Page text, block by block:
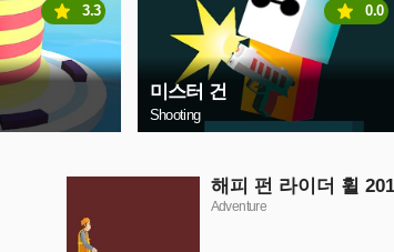
3.3
미스터 건
Shooting
0.0
해피 펀 라이더 휠
Adventure